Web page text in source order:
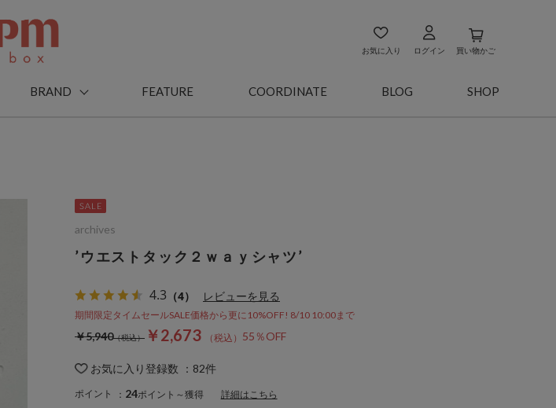
お気に入り ログイン 買い物かご
BRAND FEATURE COORDINATE BLOG SHOP
’ウエストタック２ｗａｙシャツ’
4.3 （4） レビューを見る
期間限定タイムセールSALE価格から更に10%OFF! 8/10 10:00まで
￥2,673 55％OFF
￥5,940
お気に入り登録数 ： 82件
ポイント ： 24ポイント～獲得 詳細はこちら
archives